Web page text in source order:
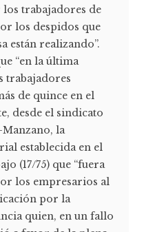
los trabajadores de
los despidos que
están realizando”.
“en la última
trabajadores
de quince en el
desde el sindicato
la
establecida en el
(17/75) que “fuera
los empresarios al
por la
quien, en un fallo